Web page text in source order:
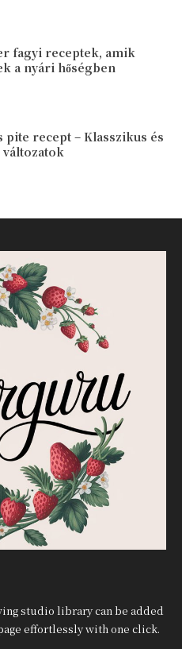
fagyi receptek, amik
a nyári hőségben
pite recept – Klasszikus és
studio library can be added
effortlessly with one click.